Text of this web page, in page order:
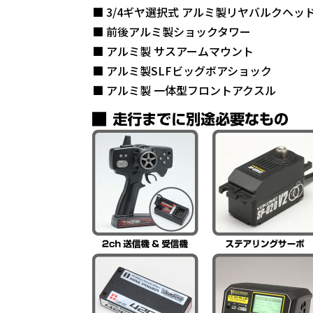
■ 3/4ギヤ選択式 アルミ製リヤバルクヘッ
■ 前後アルミ製ショックタワー
■ アルミ製 サスアームマウント
■ アルミ製SLFビッグボアショック
■ アルミ製 一体型フロントアクスル